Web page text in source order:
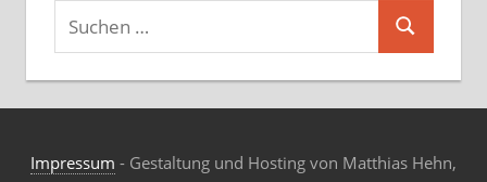
Suchen
Suchen
Impressum - Gestaltung und Hosting von Matthias Hehn,